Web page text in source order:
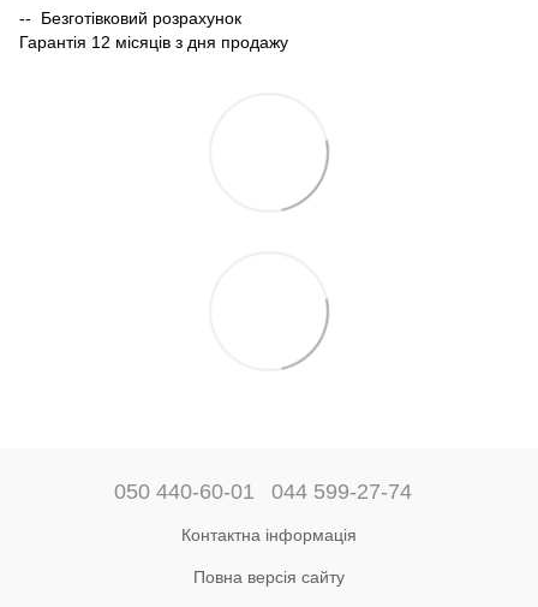
-- Безготівковий розрахунок
Гарантія 12 місяців з дня продажу
050 440-60-01 044 599-27-74
Контактна інформація
Повна версія сайту